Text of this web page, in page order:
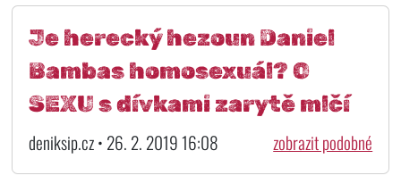
Je herecký hezoun Daniel
Bambas homosexuál? O
SEXU s dívkami zarytě mlčí
deniksip.cz • 26. 2. 2019 16:08 zobrazit podobné